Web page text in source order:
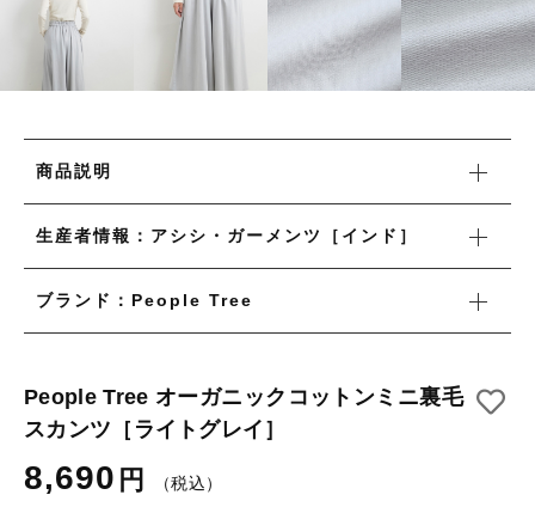
商品説明
生産者情報：アシシ・ガーメンツ［インド］
ブランド：People Tree
People Tree オーガニックコットンミニ裏毛
スカンツ［ライトグレイ］
8,690 円 （税込）
国産［奥会津］かごバッグ
カトラリー/食器
ファッション
雑貨
ラリーキルト
ギフトラッピング
カトラリー/食器
ラリーキルト
その他
在庫あり セール